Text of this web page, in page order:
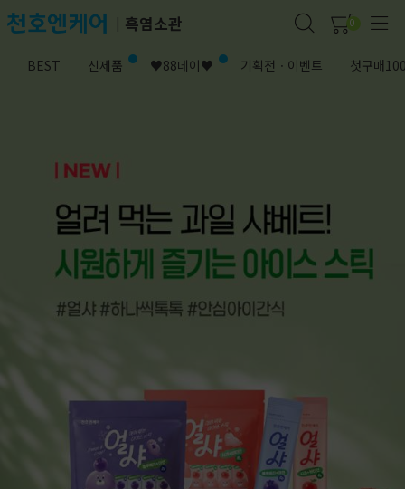
| 흑염소관 0
BEST 신제품 ♥88데이♥ 기획전ㆍ이벤트 첫구매
신제품
8.배도라지